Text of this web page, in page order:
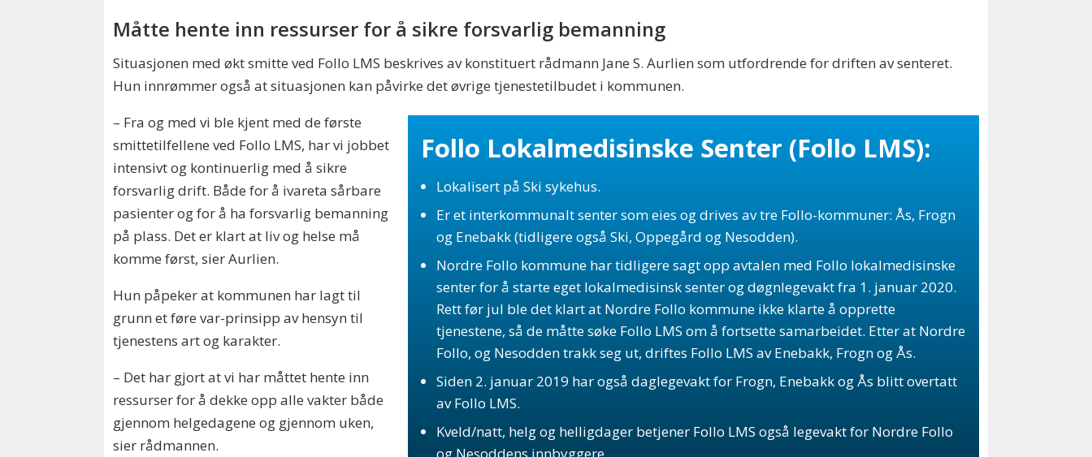
Måtte hente inn ressurser for å sikre forsvarlig bemanning
Situasjonen med økt smitte ved Follo LMS beskrives av konstituert rådmann Jane S. Aurlien som utfordrende for driften av senteret.
Hun innrømmer også at situasjonen kan påvirke det øvrige tjenestetilbudet i kommunen.
Follo Lokalmedisinske Senter (Follo LMS):
Lokalisert på Ski sykehus.
Er et interkommunalt senter som eies og drives av tre Follo-kommuner: Ås, Frogn
og Enebakk (tidligere også Ski, Oppegård og Nesodden).
Nordre Follo kommune har tidligere sagt opp avtalen med Follo lokalmedisinske
senter for å starte eget lokalmedisinsk senter og døgnlegevakt fra 1. januar 2020.
Rett før jul ble det klart at Nordre Follo kommune ikke klarte å opprette
tjenestene, så de måtte søke Follo LMS om å fortsette samarbeidet. Etter at Nordre
Follo, og Nesodden trakk seg ut, driftes Follo LMS av Enebakk, Frogn og Ås.
Siden 2. januar 2019 har også daglegevakt for Frogn, Enebakk og Ås blitt overtatt
av Follo LMS.
Kveld/natt, helg og helligdager betjener Follo LMS også legevakt for Nordre Follo
– Fra og med vi ble kjent med de første
smittetilfellene ved Follo LMS, har vi jobbet
intensivt og kontinuerlig med å sikre
forsvarlig drift. Både for å ivareta sårbare
pasienter og for å ha forsvarlig bemanning
på plass. Det er klart at liv og helse må
komme først, sier Aurlien.
Hun påpeker at kommunen har lagt til
grunn et føre var-prinsipp av hensyn til
tjenestens art og karakter.
– Det har gjort at vi har måttet hente inn
ressurser for å dekke opp alle vakter både
gjennom helgedagene og gjennom uken,
sier rådmannen.